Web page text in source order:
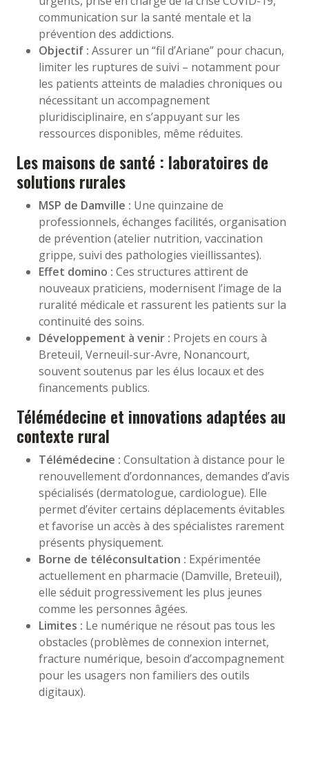
communication sur la santé mentale et la
prévention des addictions.
Objectif : Assurer un “fil d’Ariane” pour chacun,
limiter les ruptures de suivi – notamment pour
les patients atteints de maladies chroniques ou
nécessitant un accompagnement
pluridisciplinaire, en s’appuyant sur les
ressources disponibles, même réduites.
Les maisons de santé : laboratoires de
solutions rurales
MSP de Damville : Une quinzaine de
professionnels, échanges facilités, organisation
de prévention (atelier nutrition, vaccination
grippe, suivi des pathologies vieillissantes).
Effet domino : Ces structures attirent de
nouveaux praticiens, modernisent l’image de la
ruralité médicale et rassurent les patients sur la
continuité des soins.
Développement à venir : Projets en cours à
Breteuil, Verneuil-sur-Avre, Nonancourt,
souvent soutenus par les élus locaux et des
financements publics.
Télémédecine et innovations adaptées au
contexte rural
Télémédecine : Consultation à distance pour le
renouvellement d’ordonnances, demandes d’avis
spécialisés (dermatologue, cardiologue). Elle
permet d’éviter certains déplacements évitables
et favorise un accès à des spécialistes rarement
présents physiquement.
Borne de téléconsultation : Expérimentée
actuellement en pharmacie (Damville, Breteuil),
elle séduit progressivement les plus jeunes
comme les personnes âgées.
Limites : Le numérique ne résout pas tous les
obstacles (problèmes de connexion internet,
fracture numérique, besoin d’accompagnement
pour les usagers non familiers des outils
digitaux).